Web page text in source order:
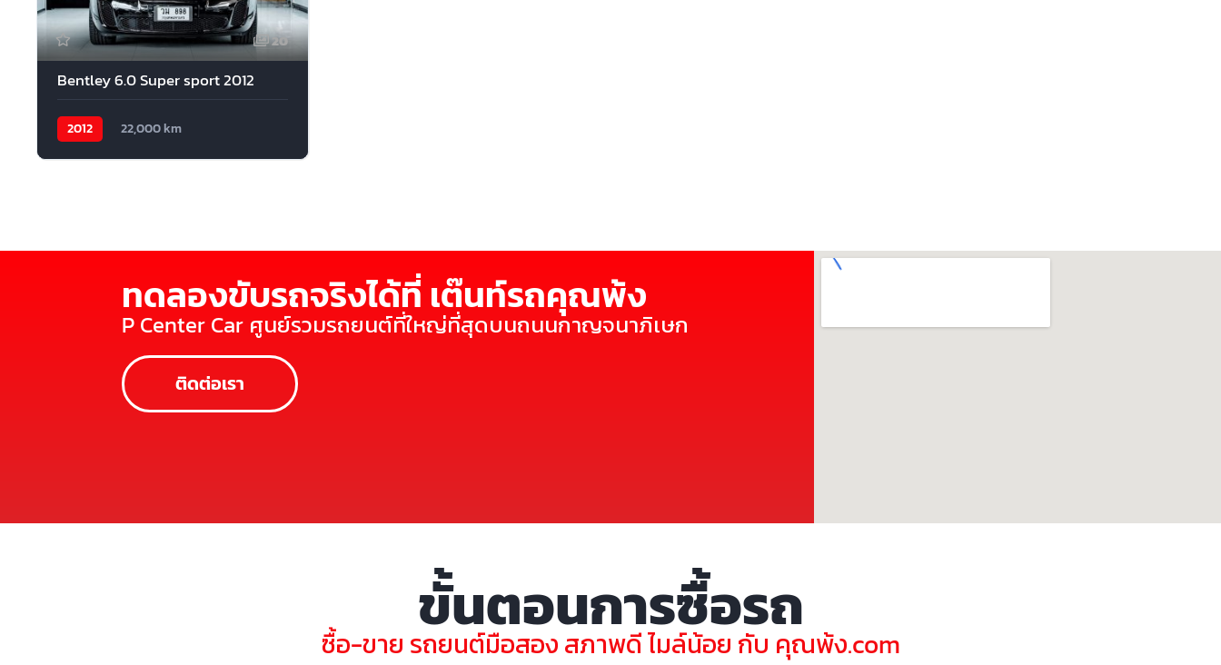
20
Bentley 6.0 Super sport 2012
2012 22,000 km
ทดลองขับรถจริงได้ที่ เต๊นท์รถคุณพ้ง
P Center Car ศูนย์รวมรถยนต์ที่ใหญ่ที่สุดบนถนนกาญจนาภิเษก
ติดต่อเรา
ขั้นตอนการซื้อรถ
ซื้อ-ขาย รถยนต์มือสอง สภาพดี ไมล์น้อย กับ คุณพ้ง.com